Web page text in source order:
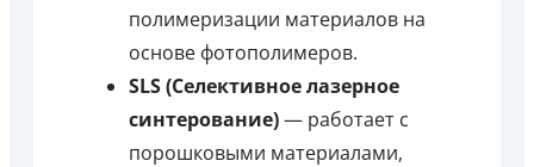
полимеризации материалов на
основе фотополимеров.
SLS (Селективное лазерное
синтерование)— работает с
порошковыми материалами,